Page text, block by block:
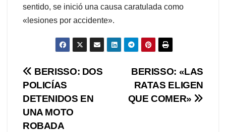
sentido, se inició una causa caratulada como
«lesiones por accidente».
Navegación
de
entradas
BERISSO: «LAS
RATAS ELIGEN
QUE COMER»
BERISSO: DOS
POLICÍAS
DETENIDOS EN
UNA MOTO
ROBADA